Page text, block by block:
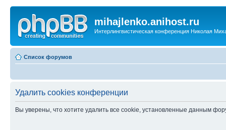
mihajlenko.anihost.ru
Интерлингвистическая конференция Николая
Список форумов
Удалить cookies конференции
Вы уверены, что хотите удалить все cookie, установленные данным